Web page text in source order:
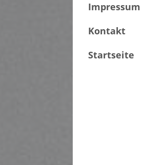
Impressum
Kontakt
Startseite